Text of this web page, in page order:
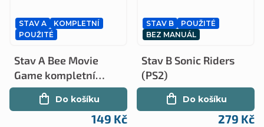
STAV A
KOMPLETNÍ
POUŽITÉ
Stav A Bee Movie
Game kompletní
(PS2)
149 Kč
Do košíku
STAV B
POUŽITÉ
BEZ MANUÁL
Stav B Sonic Riders
(PS2)
279 Kč
Do košíku